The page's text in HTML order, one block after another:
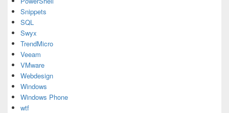
Snippets
SQL
Swyx
TrendMicro
Veeam
VMware
Webdesign
Windows
Windows Phone
wtf